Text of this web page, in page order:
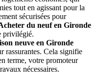
tout en agissant pour la
sécurisées pour
du neuf en Gironde
privilégié.
neuve en Gironde
rassurantes. Cela signifie
terme, votre promoteur
nécessaires.